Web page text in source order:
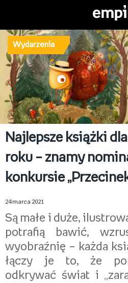
Wydarzenia
Najlepsze książki
roku – znamy
konkursie
24 marca 2021
Są małe i duże,
potrafią bawić,
wyobraźnię – każda
łączy je to, że
odkrywać świat i